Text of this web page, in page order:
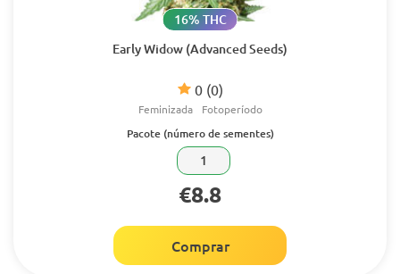
Early Widow (Advanced Seeds)
0 (0)
16% THC
Feminizada Fotoperíodo
Pacote (número de sementes)
1
€8.8
Comprar